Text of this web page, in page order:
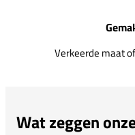
Verkeerde maat
Wat zeggen